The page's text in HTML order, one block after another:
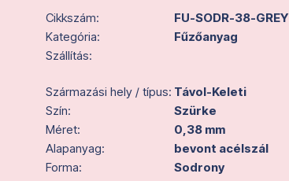
Cikkszám:
FU-SODR-38-GREY
Kategória:
Fűzőanyag
Szállítás:
Származási hely / típus: Távol-Keleti
Szín:
Szürke
Méret:
0,38 mm
Alapanyag:
bevont acélszál
Forma:
Sodrony